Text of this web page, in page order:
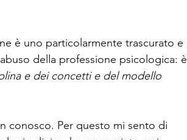
è uno particolarmente trascurato e
della professione psicologica: è
e dei concetti e del modello
conosco. Per questo mi sento di